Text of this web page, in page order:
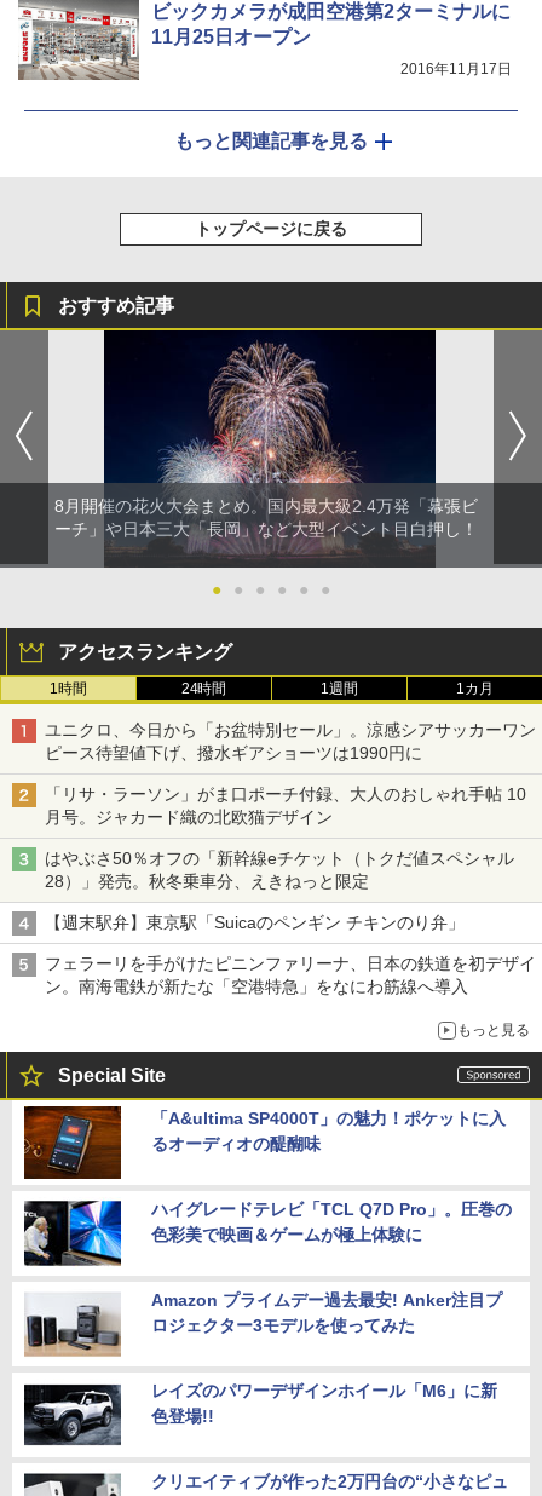
ビックカメラが成田空港第2ターミナルに
11月25日オープン
2016年11月17日
もっと関連記事を見る
トップページに戻る
おすすめ記事
8月開催の花火大会まとめ。国内最大級2.4万発「幕張ビ
ーチ」や日本三大「長岡」など大型イベント目白押し！
● ● ● ● ● ●
アクセスランキング
1時間 24時間 1週間 1カ月
ユニクロ、今日から「お盆特別セール」。涼感シアサッカーワン
ピース待望値下げ、撥水ギアショーツは1990円に
「リサ・ラーソン」がま口ポーチ付録、大人のおしゃれ手帖 10
月号。ジャカード織の北欧猫デザイン
はやぶさ50％オフの「新幹線eチケット（トクだ値スペシャル
28）」発売。秋冬乗車分、えきねっと限定
【週末駅弁】東京駅「Suicaのペンギン チキンのり弁」
フェラーリを手がけたピニンファリーナ、日本の鉄道を初デザイ
ン。南海電鉄が新たな「空港特急」をなにわ筋線へ導入
もっと見る
Special Site
「A&ultima SP4000T」の魅力！ポケットに入
るオーディオの醍醐味
ハイグレードテレビ「TCL Q7D Pro」。圧巻の
色彩美で映画＆ゲームが極上体験に
Amazon プライムデー過去最安! Anker注目プ
ロジェクター3モデルを使ってみた
レイズのパワーデザインホイール「M6」に新
色登場!!
クリエイティブが作った2万円台の“小さなピュ